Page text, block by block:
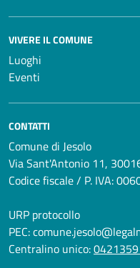
VIVERE IL COMUNE
Luoghi
Eventi
CONTATTI
Comune di Jesolo
Via Sant'Antonio 11,
Codice fiscale / P. IVA:
URP protocollo
PEC:
Centralino unico: